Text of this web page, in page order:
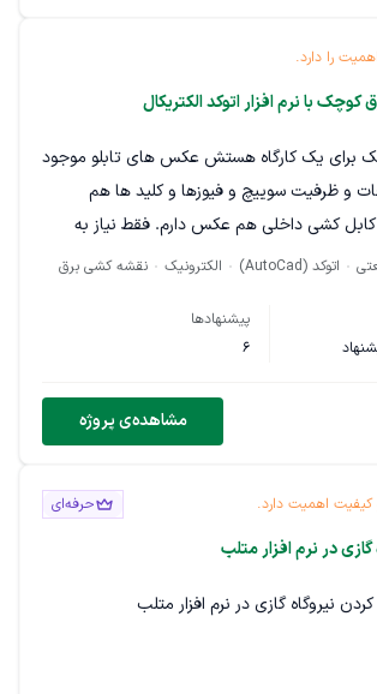
انجام اصلاحات محدود
پروژه
علائم و توضیحات داخل نقشه‌ها باید
شود.
نمونه کارهای مرتبط، زمان پیشنهادی انجام
را دارد.
کوچک با نرم افزار اتوکد الکتریکال
برای یک کارگاه هستش عکس های تابلو موجود
ظرفیت سوییچ و فیوزها و کلید ها هم
کشی داخلی هم عکس دارم. فقط نیاز به
دارم که بعدا بتوم ازش خروجی بگیرم که اگر
رو خاموش و روشن کنن.
کار نقشه کشی انجام داده هستش که نقشه
و طبق اصول رسم بشه و استاندارد باشه. بازرس برق
اتوکد (AutoCad) الکترونیک نقشه کشی برق
پیشنهادها
6
مشاهده‌ی پروژه
کیفیت اهمیت دارد. حرفه‌ای
در نرم افزار متلب
نیروگاه گازی در نرم افزار متلب